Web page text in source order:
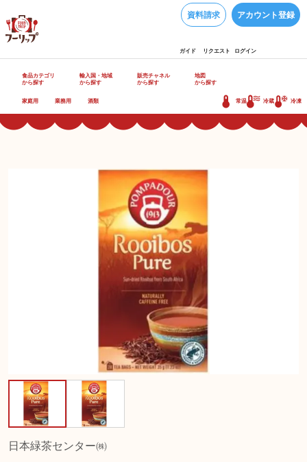
資料請求 アカウント登録
ガイド リクエスト ログイン
食品カテゴリ
から探す
輸入国・地域
から探す
販売チャネル
から探す
地図
から探す
家庭用 業務用 酒類 常温 冷蔵 冷凍
日本緑茶センター㈱